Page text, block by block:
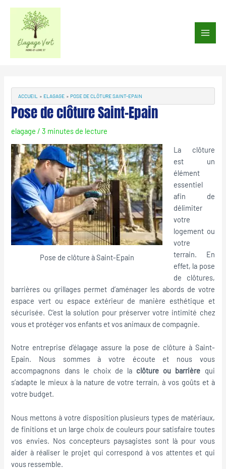
Aller
contenu
Main
ACCUEIL ELAGAGE POSE DE CLÔTURE SAINT-EPAIN
Pose de clôture Saint-Epain
elagage /3 minutes de lecture
Pose de clôture à Saint-Epain
La clôture
est un
élément
essentiel
afin de
délimiter
votre
logement ou
votre
terrain. En
effet, la pose
de clôtures,
barrières ou grillages permet d’aménager les abords de votre
espace vert ou espace extérieur de manière esthétique et
sécurisée. C’est la solution pour préserver votre intimité chez
vous et protéger vos enfants et vos animaux de compagnie.
Notre entreprise d’élagage assure la pose de clôture à Saint-
Epain. Nous sommes à votre écoute et nous vous
accompagnons dans le choix de la clôture ou barrière qui
s’adapte le mieux à la nature de votre terrain, à vos goûts et à
votre budget.
Nous mettons à votre disposition plusieurs types de matériaux,
de finitions et un large choix de couleurs pour satisfaire toutes
vos envies. Nos concepteurs paysagistes sont là pour vous
aider à réaliser le projet qui correspond à vos attentes et qui
vous ressemble.
articles